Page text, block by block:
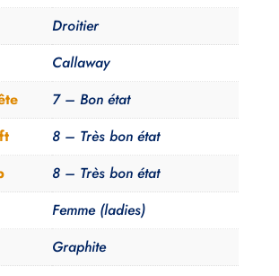
Droitier
Callaway
7 – Bon état
8 – Très bon état
8 – Très bon état
Femme (ladies)
Graphite